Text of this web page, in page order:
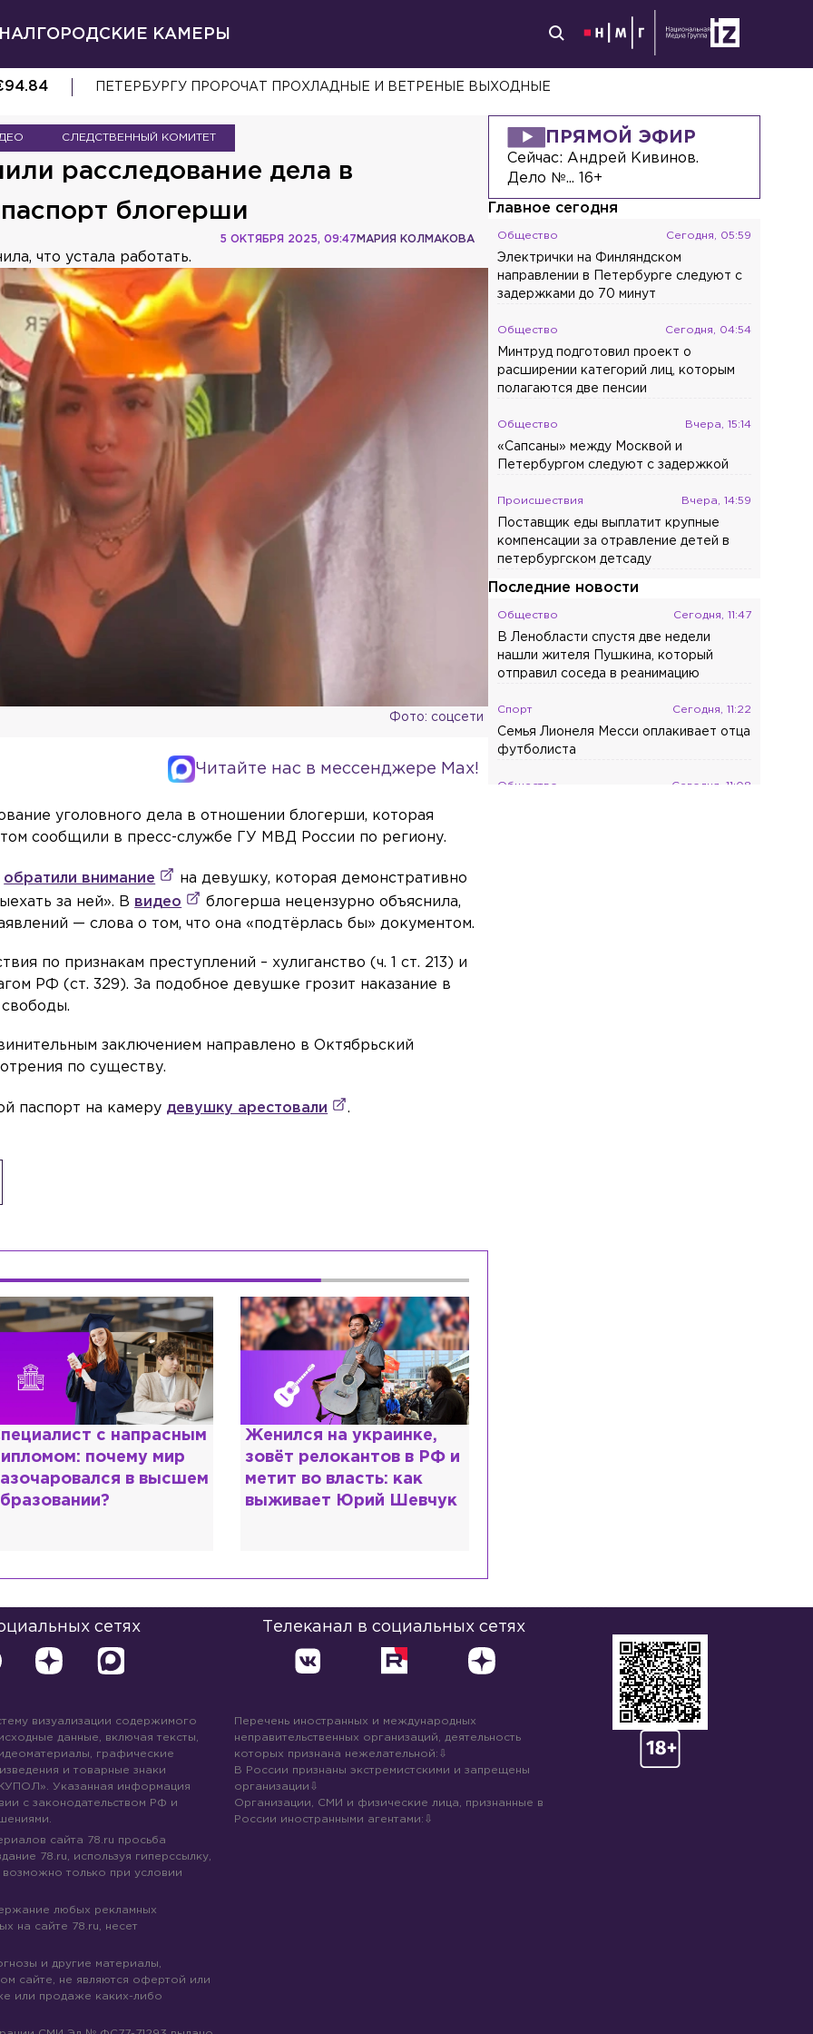
ГОРОДСКИЕ КАМЕРЫ
94.84 ПЕТЕРБУРГУ ПРОРОЧАТ ПРОХЛАДНЫЕ И ВЕТРЕНЫЕ ВЫХОДНЫЕ
СЛЕДСТВЕННЫЙ КОМИТЕТ
расследование дела в
блогерши
МАРИЯ КОЛМАКОВА
5 ОКТЯБРЯ 2025, 09:47
что устала работать.
Фото: соцсети
Читайте нас в мессенджере Max!
уголовного дела в отношении блогерши, которая
сообщили в пресс-службе ГУ МВД России по региону.
обратили внимание
на девушку, которая демонстративно
за ней». В видео
блогерша нецензурно объяснила,
— слова о том, что она «подтёрлась бы» документом.
по признакам преступлений – хулиганство (ч. 1 ст. 213) и
РФ (ст. 329). За подобное девушке грозит наказание в
заключением направлено в Октябрьский
по существу.
паспорт на камеру девушку арестовали .
на украинке,
релокантов в РФ и
во власть: как
Юрий Шевчук
Косил от армии,
продавал посты и
воровал гумпомощь: что
о Зеленском рассказали
ПРЯМОЙ ЭФИР
Сейчас:Андрей Кивинов.
Дело №... 16+
Главное сегодня
Общество Сегодня, 05:59
Электрички на Финляндском
направлении в Петербурге следуют с
задержками до 70 минут
Общество Сегодня, 04:54
Минтруд подготовил проект о
расширении категорий лиц, которым
полагаются две пенсии
Общество Вчера, 15:14
«Сапсаны» между Москвой и
Петербургом следуют с задержкой
Происшествия Вчера, 14:59
Поставщик еды выплатит крупные
компенсации за отравление детей в
петербургском детсаду
Последние новости
Общество Сегодня, 11:47
В Ленобласти спустя две недели
нашли жителя Пушкина, который
отправил соседа в реанимацию
Спорт Сегодня, 11:22
Семья Лионеля Месси оплакивает отца
футболиста
Общество Сегодня, 11:08
сетях Телеканал в социальных сетях
визуализации содержимого
данные, включая тексты,
графические
и товарные знаки
Указанная информация
с законодательством РФ и
сайта 78.ru просьба
78.ru, используя гиперссылку,
возможно только при условии
любых рекламных
на сайте 78.ru, несет
и другие материалы,
сайте, не являются офертой или
или продаже каких-либо
Перечень иностранных и международных
неправительственных организаций, деятельность
которых признана нежелательной:
В России признаны экстремистскими и запрещены
организации
Организации, СМИ и физические лица, признанные в
России иностранными агентами: